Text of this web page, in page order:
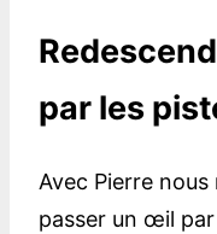
par les
Avec Pierre
passer un œil par